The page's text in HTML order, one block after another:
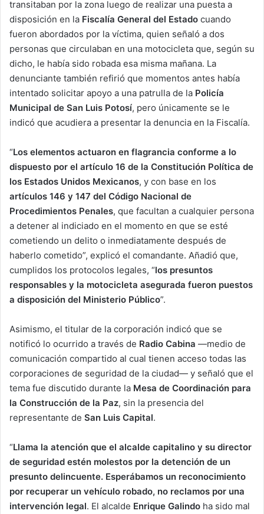
transitaban por la zona luego de realizar una puesta a
disposición en la Fiscalía General del Estado cuando
fueron abordados por la víctima, quien señaló a dos
personas que circulaban en una motocicleta que, según su
dicho, le había sido robada esa misma mañana. La
denunciante también refirió que momentos antes había
intentado solicitar apoyo a una patrulla de la Policía
Municipal de San Luis Potosí, pero únicamente se le
indicó que acudiera a presentar la denuncia en la Fiscalía.
“Los elementos actuaron en flagrancia conforme a lo
dispuesto por el artículo 16 de la Constitución Política de
los Estados Unidos Mexicanos, y con base en los
artículos 146 y 147 del Código Nacional de
Procedimientos Penales, que facultan a cualquier persona
a detener al indiciado en el momento en que se esté
cometiendo un delito o inmediatamente después de
haberlo cometido”, explicó el comandante. Añadió que,
cumplidos los protocolos legales, “los presuntos
responsables y la motocicleta asegurada fueron puestos
a disposición del Ministerio Público”.
Asimismo, el titular de la corporación indicó que se
notificó lo ocurrido a través de Radio Cabina —medio de
comunicación compartido al cual tienen acceso todas las
corporaciones de seguridad de la ciudad— y señaló que el
tema fue discutido durante la Mesa de Coordinación para
la Construcción de la Paz, sin la presencia del
representante de San Luis Capital.
“Llama la atención que el alcalde capitalino y su director
de seguridad estén molestos por la detención de un
presunto delincuente. Esperábamos un reconocimiento
por recuperar un vehículo robado, no reclamos por una
intervención legal. El alcalde Enrique Galindo ha sido mal